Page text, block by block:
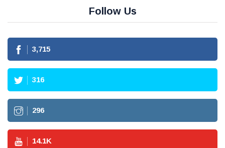
Follow Us
3,715
316
296
14.1K